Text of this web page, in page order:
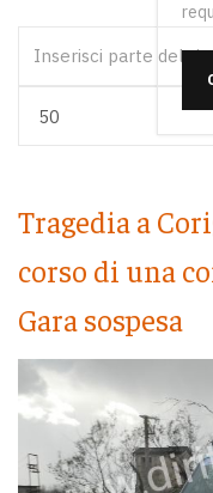
Tragedia a
corso di una
Gara sospesa